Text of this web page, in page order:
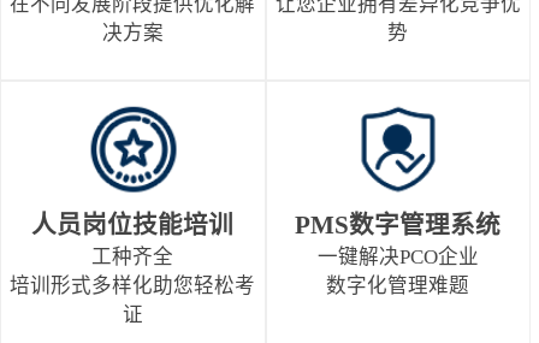
决方案
势
人员岗位技能培训
工种齐全
培训形式多样化助您轻松考
证
PMS数字管理系统
一键解决PCO企业
数字化管理难题